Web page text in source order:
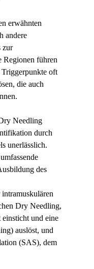
erwähnten
andere
zur
Regionen führen
oft
die auch
Needling
durch
unerlässlich.
des
Dry Needling,
und eine
auslöst, und
(SAS), dem